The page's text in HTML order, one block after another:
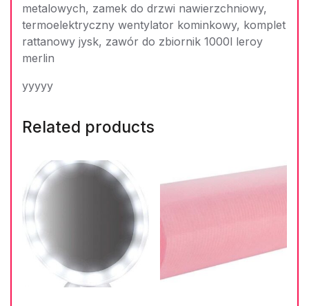
metalowych, zamek do drzwi nawierzchniowy,
termoelektryczny wentylator kominkowy, komplet
rattanowy jysk, zawór do zbiornik 1000l leroy
merlin
yyyyy
Related products